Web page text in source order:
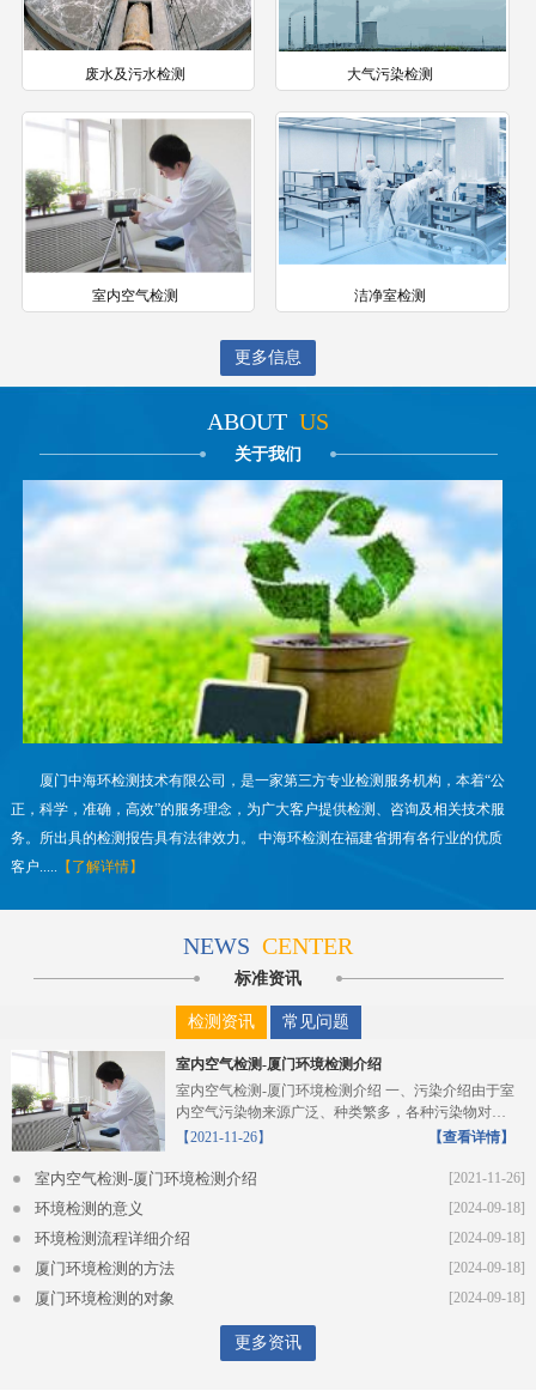
废水及污水检测 大气污染检测
室内空气检测 洁净室检测
更多信息
ABOUT US
关于我们
厦门中海环检测技术有限公司，是一家第三方专业检测服务机构，本着“公
正，科学，准确，高效”的服务理念，为广大客户提供检测、咨询及相关技术服
务。所出具的检测报告具有法律效力。 中海环检测在福建省拥有各行业的优质
客户..... 【了解详情】
NEWS CENTER
标准资讯
检测资讯 常见问题
室内空气检测-厦门环境检测介绍
室内空气检测-厦门环境检测介绍 一、污染介绍由于室
内空气污染物来源广泛、种类繁多，各种污染物对人
体的危...
【2021-11-26】 【查看详情】
[2021-11-26]
室内空气检测-厦门环境检测介绍
[2024-09-18]
环境检测的意义
[2024-09-18]
环境检测流程详细介绍
[2024-09-18]
厦门环境检测的方法
[2024-09-18]
厦门环境检测的对象
更多资讯